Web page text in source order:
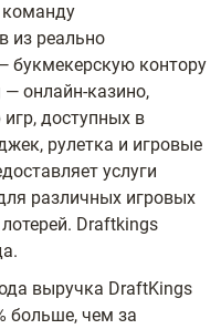
команду
из реально
букмекерскую контору
— онлайн-казино,
доступных в
рулетка и игровые
услуги
различных игровых
Draftkings
выручка DraftKings
больше, чем за